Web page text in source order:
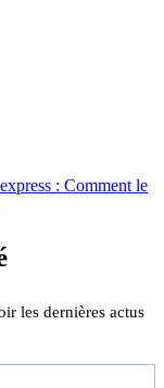
: Comment le
les dernières actus